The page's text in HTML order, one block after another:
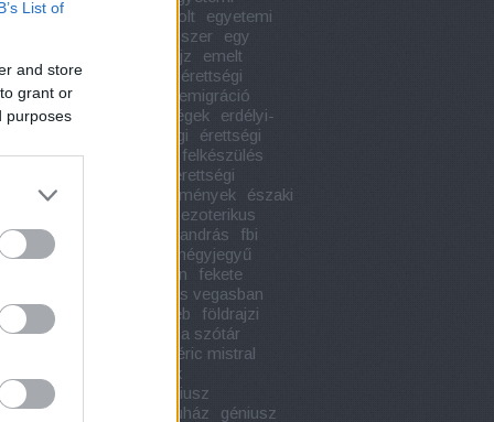
List of
and store
grant or
purposes
egyetemi könyvesbolt
egyetemi
egyszer
egy
életrajz
emelt
szóbeli tételek
emelt érettségi
emelt szintű érettségi
emigráció
engem láss érdekességek
erdélyi-
érettségi
érettségi
érettségi 2020
érettségi felkészülés
érettségi
érettségi tételek események
északi
ezoterikus
e l james fáy andrás
fbi
fedor vilmos
fehér négyjegyű
fekete istván
fekete
félelem és reszketés las vegasban
foci eb
földrajzi
francia irodalom
francia szótár
frédéric mistral
útikalauz stopposoknak
géniusz
géniusz könyváruház
géniusz